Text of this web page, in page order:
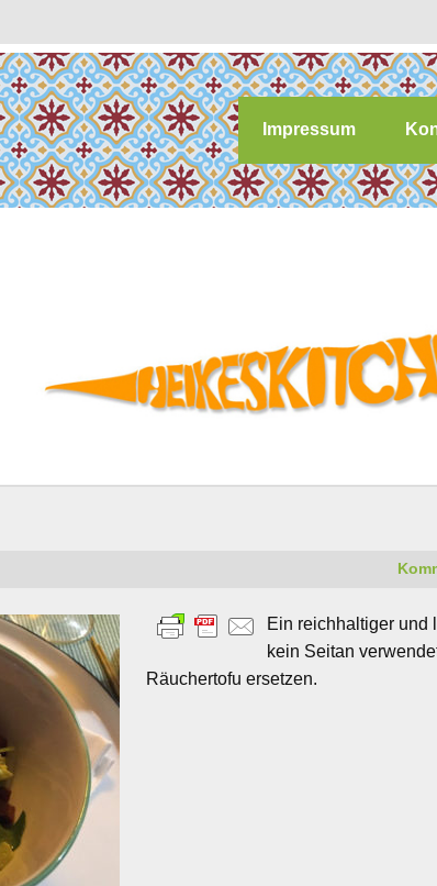
Impressum
Ein reichhaltiger und
kein Seitan
Räuchertofu ersetzen.